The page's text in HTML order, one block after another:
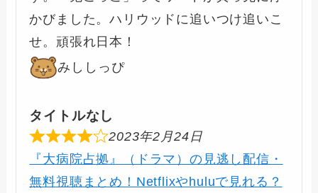
かびました。ハリウッドに追いつけ追いこ
せ。頑張れ日本！
みししっぴ
タイトルなし
2023年2月24日
『大病院占拠』（ドラマ）の見逃し配信・
無料視聴まとめ！Netflixやhuluで見れる？